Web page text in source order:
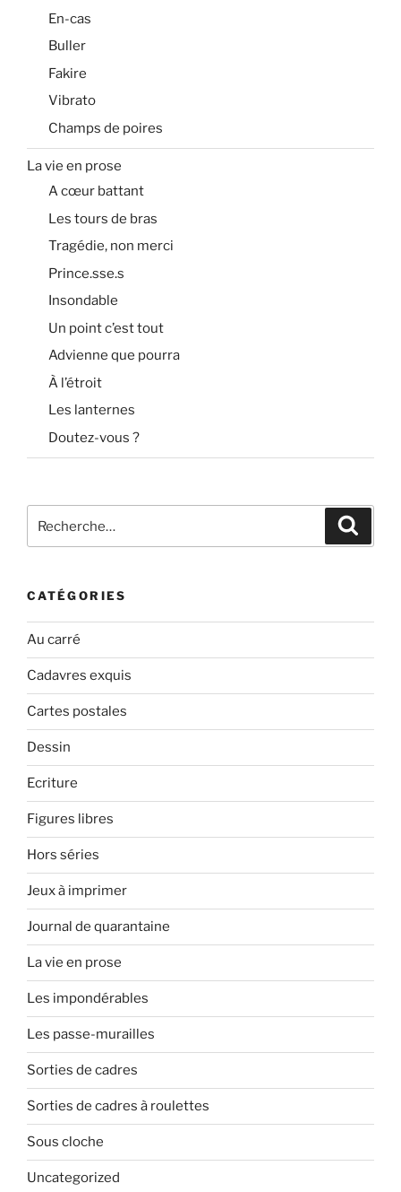
En-cas
Buller
Fakire
Vibrato
Champs de poires
La vie en prose
A cœur battant
Les tours de bras
Tragédie, non merci
Prince.sse.s
Insondable
Un point c’est tout
Advienne que pourra
À l’étroit
Les lanternes
Doutez-vous ?
pour
CATÉGORIES
Au carré
Cadavres exquis
Cartes postales
Dessin
Ecriture
Figures libres
Hors séries
Jeux à imprimer
Journal de quarantaine
La vie en prose
Les impondérables
Les passe-murailles
Sorties de cadres
Sorties de cadres à roulettes
Sous cloche
Uncategorized